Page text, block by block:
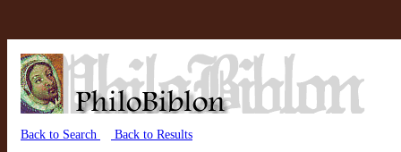
Back to Search Back to Results